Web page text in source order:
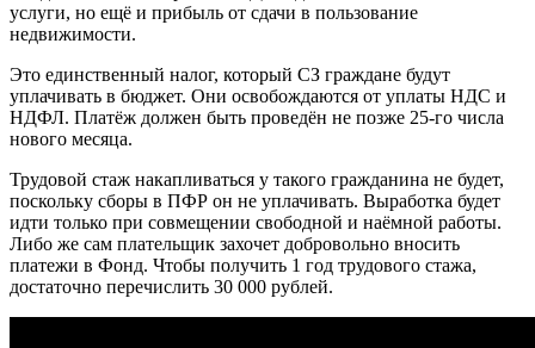
услуги, но ещё и прибыль от сдачи в пользование
недвижимости.
Это единственный налог, который СЗ граждане будут
уплачивать в бюджет. Они освобождаются от уплаты НДС и
НДФЛ. Платёж должен быть проведён не позже 25-го числа
нового месяца.
Трудовой стаж накапливаться у такого гражданина не будет,
поскольку сборы в ПФР он не уплачивать. Выработка будет
идти только при совмещении свободной и наёмной работы.
Либо же сам плательщик захочет добровольно вносить
платежи в Фонд. Чтобы получить 1 год трудового стажа,
достаточно перечислить 30 000 рублей.